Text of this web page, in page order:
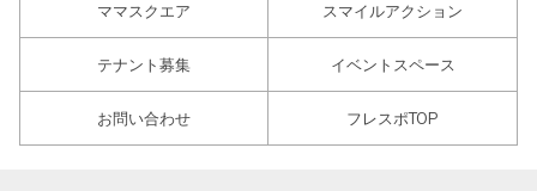
ママスクエア スマイルアクション
テナント募集 イベントスペース
お問い合わせ フレスポTOP